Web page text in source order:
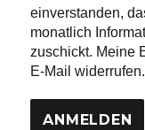
einverstanden,
monatlich
zuschickt. Meine
E-Mail widerrufen.